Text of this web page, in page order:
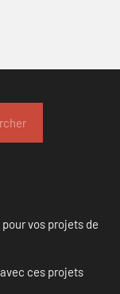
vos projets de
ces projets